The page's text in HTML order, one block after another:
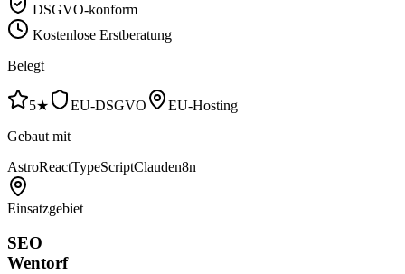
DSGVO-konform
Kostenlose Erstberatung
Belegt
5★ EU-DSGVO
EU-Hosting
Gebaut mit
AstroReactTypeScriptClauden8n
Einsatzgebiet
SEO
Wentorf